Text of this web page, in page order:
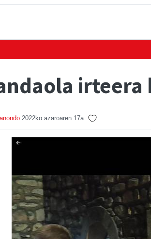
2022ko azaroaren 17a